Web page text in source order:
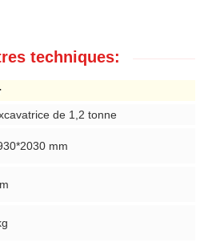
techniques:
de 1,2 tonne
mm